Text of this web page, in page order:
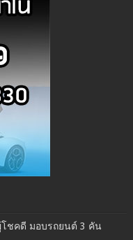
โชคดี มอบรถยนต์ 3 คัน